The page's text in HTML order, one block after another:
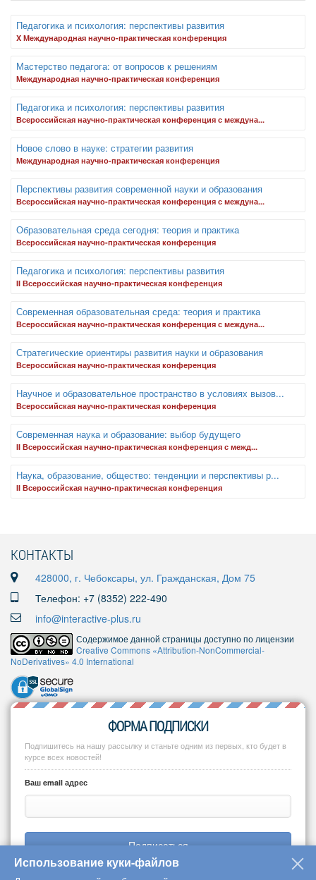
Педагогика и психология: перспективы развития
X Международная научно-практическая конференция
Мастерство педагога: от вопросов к решениям
Международная научно-практическая конференция
Педагогика и психология: перспективы развития
Всероссийская научно-практическая конференция с междуна...
Новое слово в науке: стратегии развития
Международная научно-практическая конференция
Перспективы развития современной науки и образования
Всероссийская научно-практическая конференция с междуна...
Образовательная среда сегодня: теория и практика
Всероссийская научно-практическая конференция
Педагогика и психология: перспективы развития
II Всероссийская научно-практическая конференция
Современная образовательная среда: теория и практика
Всероссийская научно-практическая конференция с междуна...
Стратегические ориентиры развития науки и образования
Всероссийская научно-практическая конференция
Научное и образовательное пространство в условиях вызов...
Всероссийская научно-практическая конференция
Современная наука и образование: выбор будущего
II Всероссийская научно-практическая конференция с межд...
Наука, образование, общество: тенденции и перспективы р...
II Всероссийская научно-практическая конференция
КОНТАКТЫ
428000, г. Чебоксары, ул. Гражданская, Дом 75
Телефон: +7 (8352) 222-490
info@interactive-plus.ru
Содержимое данной страницы доступно по лицензии
Creative Commons «Attribution-NonCommercial-
NoDerivatives» 4.0 International
ФОРМА ПОДПИСКИ
Подпишитесь на нашу рассылку и станьте одним из первых, кто будет в
курсе всех новостей!
Ваш email адрес
Подписаться
Использование куки-файлов